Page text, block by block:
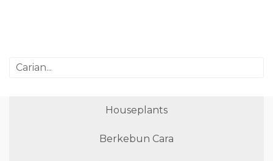
Houseplants
Berkebun Cara